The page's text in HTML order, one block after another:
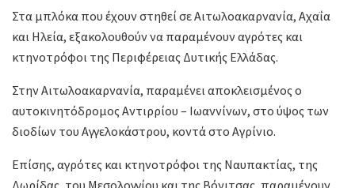
Στα μπλόκα που έχουν στηθεί σε Αιτωλοακαρνανία, Αχαΐα
και Ηλεία, εξακολουθούν να παραμένουν αγρότες και
κτηνοτρόφοι της Περιφέρειας Δυτικής Ελλάδας.
Στην Αιτωλοακαρνανία, παραμένει αποκλεισμένος ο
αυτοκινητόδρομος Αντιρρίου – Ιωαννίνων, στο ύψος των
διοδίων του Αγγελοκάστρου, κοντά στο Αγρίνιο.
Επίσης, αγρότες και κτηνοτρόφοι της Ναυπακτίας, της